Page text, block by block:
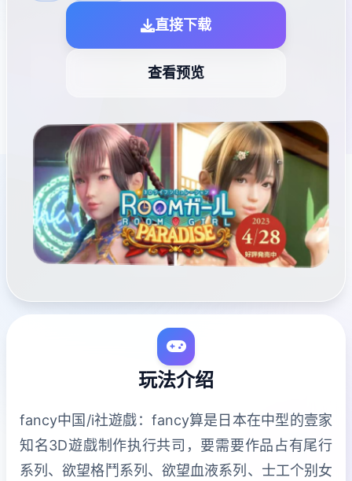
直接下载
查看预览
玩法介绍
fancy中国/i社遊戲：fancy算是日本在中型的壹家
知名3D遊戲制作执行共司，要需要作品占有尾行
系列、欲望格鬥系列、欲望血液系列、士工个别女